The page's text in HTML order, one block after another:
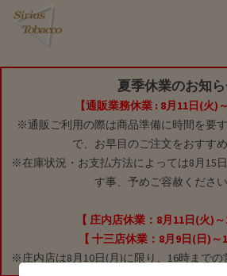
夏季休業のお知
【通販業務休業 : 8月11日(火)
※通販ご利用の際は商品準備に時間を要
で、お早目のご注文をおすすめ
※在庫状況・お支払方法によっては8月15
す事、予めご容赦ください
【 庄内店休業：8月11日(火)～
【 十三店休業：8月9日(日)～
※庄内店は8月10日(月)に限り、16時までの